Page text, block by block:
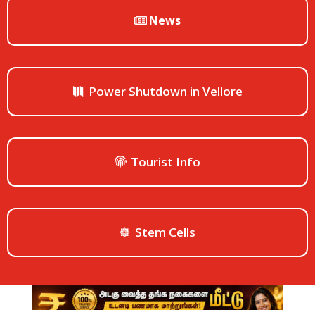
News
Power Shutdown in Vellore
Tourist Info
Stem Cells